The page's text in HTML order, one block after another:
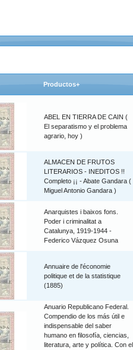
Productos+
ABEL EN TIERRA DE CAIN (
El separatismo y el problema
agrario, hoy )
ALMACEN DE FRUTOS
LITERARIOS - INEDITOS !!
Completo ¡¡ - Abate Gandara (
Miguel Antonio Gandara )
Anarquistes i baixos fons.
Poder i criminalitat a
Catalunya, 1919-1944 -
Federico Vázquez Osuna
Annuaire de l'économie
politique et de la statistique
(1885)
Anuario Republicano Federal.
Compendio de los más útil e
indispensable del saber
humano en filosofía, ciencias,
literatura, arte y política. Con el